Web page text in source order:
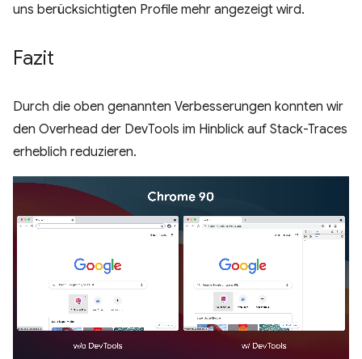
uns berücksichtigten Profile mehr angezeigt wird.
Fazit
Durch die oben genannten Verbesserungen konnten wir
den Overhead der DevTools im Hinblick auf Stack-Traces
erheblich reduzieren.